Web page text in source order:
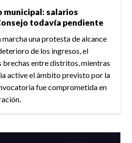
municipal: salarios
todavía pendiente
una protesta de alcance
de los ingresos, el
brechas entre distritos, mientras
active el ámbito previsto por la
fue comprometida en